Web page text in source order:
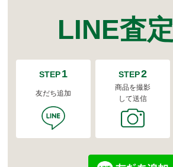
LINE査定
STEP1
友だち追加
STEP2
商品を撮影
して送信